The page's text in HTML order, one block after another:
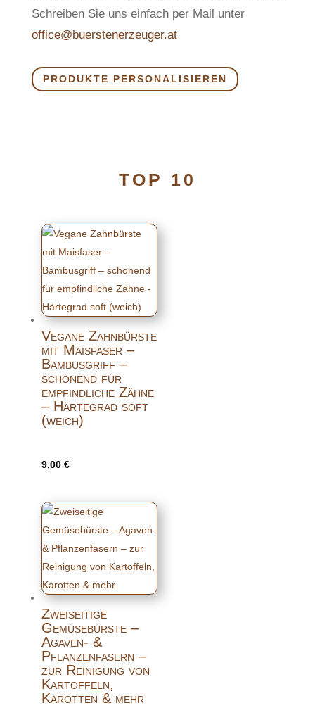
Schreiben Sie uns einfach per Mail unter
office@buerstenerzeuger.at
PRODUKTE PERSONALISIEREN
TOP 10
Vegane Zahnbürste
mit Maisfaser –
Bambusgriff –
schonend für
empfindliche Zähne
– Härtegrad soft
(weich)
9,00 €
Zweiseitige
Gemüsebürste –
Agaven- &
Pflanzenfasern –
zur Reinigung von
Kartoffeln,
Karotten & mehr